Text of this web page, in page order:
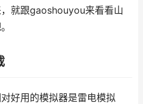
就跟gaoshouyou来看看山
好用的模拟器是雷电模拟